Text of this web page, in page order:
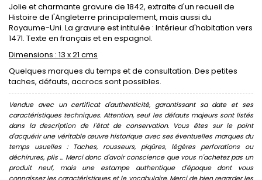
Jolie et charmante gravure de 1842, extraite d'un recueil de
Histoire de l'Angleterre principalement, mais aussi du
Royaume-Uni. La gravure est intitulée : Intérieur d'habitation vers
1471. Texte en français et en espagnol.
Dimensions : 13 x 21 cms
Quelques marques du temps et de consultation. Des petites
taches, défauts, accrocs sont possibles.
Vendue avec un certificat d'authenticité, garantissant sa date et ses
caractéristiques techniques. Attention, seul les défauts majeurs sont listés
dans la description de l'état de conservation. Vous êtes sur le point
d'acquérir une véritable œuvre historique avec ses éventuelles marques du
temps usuelles : Taches, rousseurs, piqûres, légères perforations ou
déchirures, plis ... Merci donc d'avoir conscience que vous n'achetez pas un
produit neuf, mais une estampe authentique d'époque dont vous
connaissez les caractéristiques et le vocabulaire. Merci de bien regarder les